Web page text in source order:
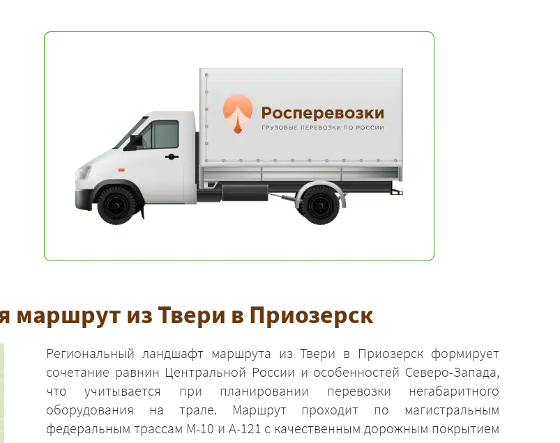
маршрут из Твери в Приозерск
Региональный ландшафт маршрута из Твери в Приозерск формирует
сочетание равнин Центральной России и особенностей Северо-Запада,
что учитывается при планировании перевозки негабаритного
оборудования на трале. Маршрут проходит по магистральным
федеральным трассам М-10 и А-121 с качественным дорожным покрытием